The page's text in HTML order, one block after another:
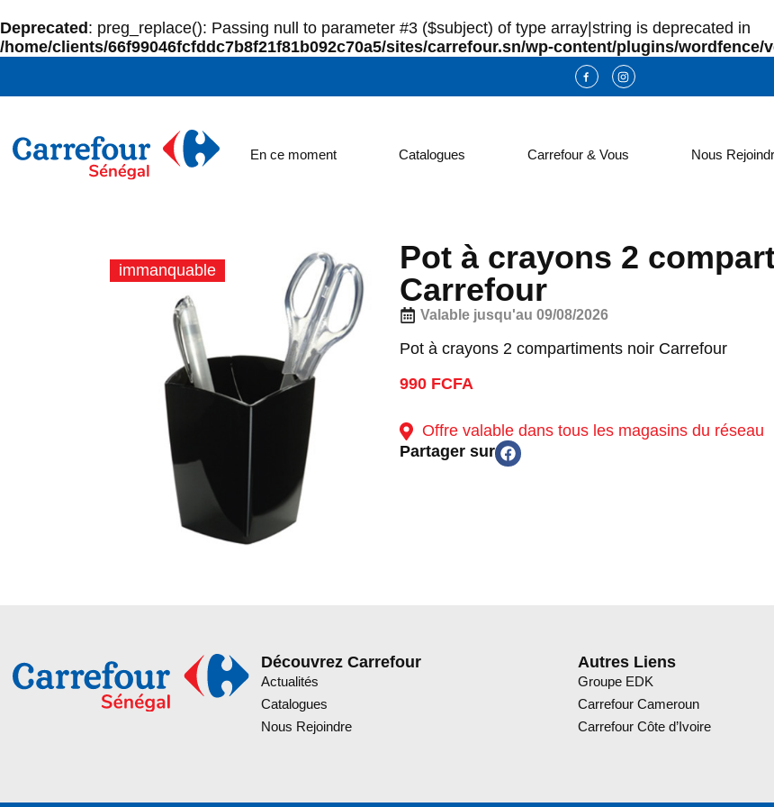
Deprecated : preg_replace(): Passing null to parameter #3 ($subject) of type array|string is deprecated in
/home/clients/66f99046fcfddc7b8f21f81b092c70a5/sites/carrefour.sn/wp-content/plugins/
En ce moment Catalogues Carrefour & Vous Nous
immanquable
Pot à crayons 2
Carrefour
Valable jusqu'au 09/08/2026
Pot à crayons 2 compartiments noir Carrefour
990 FCFA
Offre valable dans tous les magasins du réseau
Partager sur
Découvrez Carrefour
Actualités
Catalogues
Nous Rejoindre
Autres Liens
Groupe EDK
Carrefour Cameroun
Carrefour Côte d’Ivoire